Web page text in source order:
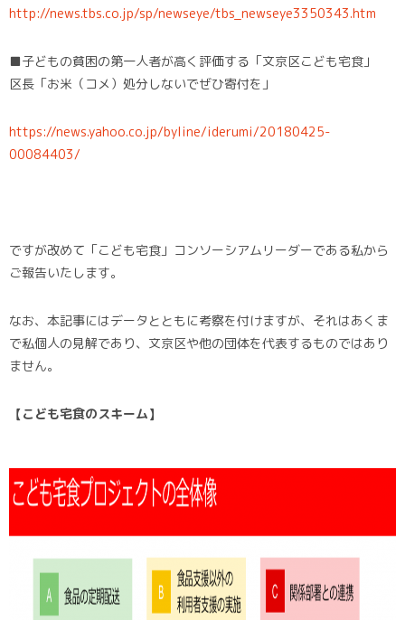
http://news.tbs.co.jp/sp/newseye/tbs_newseye3350343.htm
■子どもの貧困の第一人者が高く評価する「文京区こども宅食」
区長「お米（コメ）処分しないでぜひ寄付を」
https://news.yahoo.co.jp/byline/iderumi/20180425-
00084403/
ですが改めて「こども宅食」コンソーシアムリーダーである私から
ご報告いたします。
なお、本記事にはデータとともに考察を付けますが、それはあくま
で私個人の見解であり、文京区や他の団体を代表するものではあり
ません。
【こども宅食のスキーム】